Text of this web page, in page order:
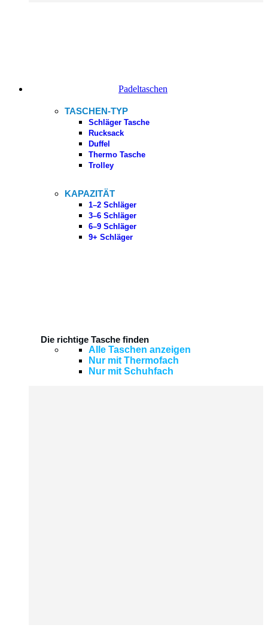
Padeltaschen
TASCHEN-TYP
Schläger Tasche
Rucksack
Duffel
Thermo Tasche
Trolley
KAPAZITÄT
1–2 Schläger
3–6 Schläger
6–9 Schläger
9+ Schläger
Die richtige Tasche finden
Alle Taschen anzeigen
Nur mit Thermofach
Nur mit Schuhfach